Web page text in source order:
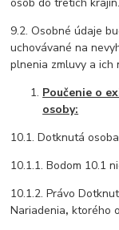
osôb do tretích krajín.
9.2. Osobné údaje
uchovávané na
plnenia zmluvy a ich
Poučenie o
osoby:
10.1. Dotknutá
10.1.1. Bodom 10.1
10.1.2. Právo
Nariadenia,ktorého